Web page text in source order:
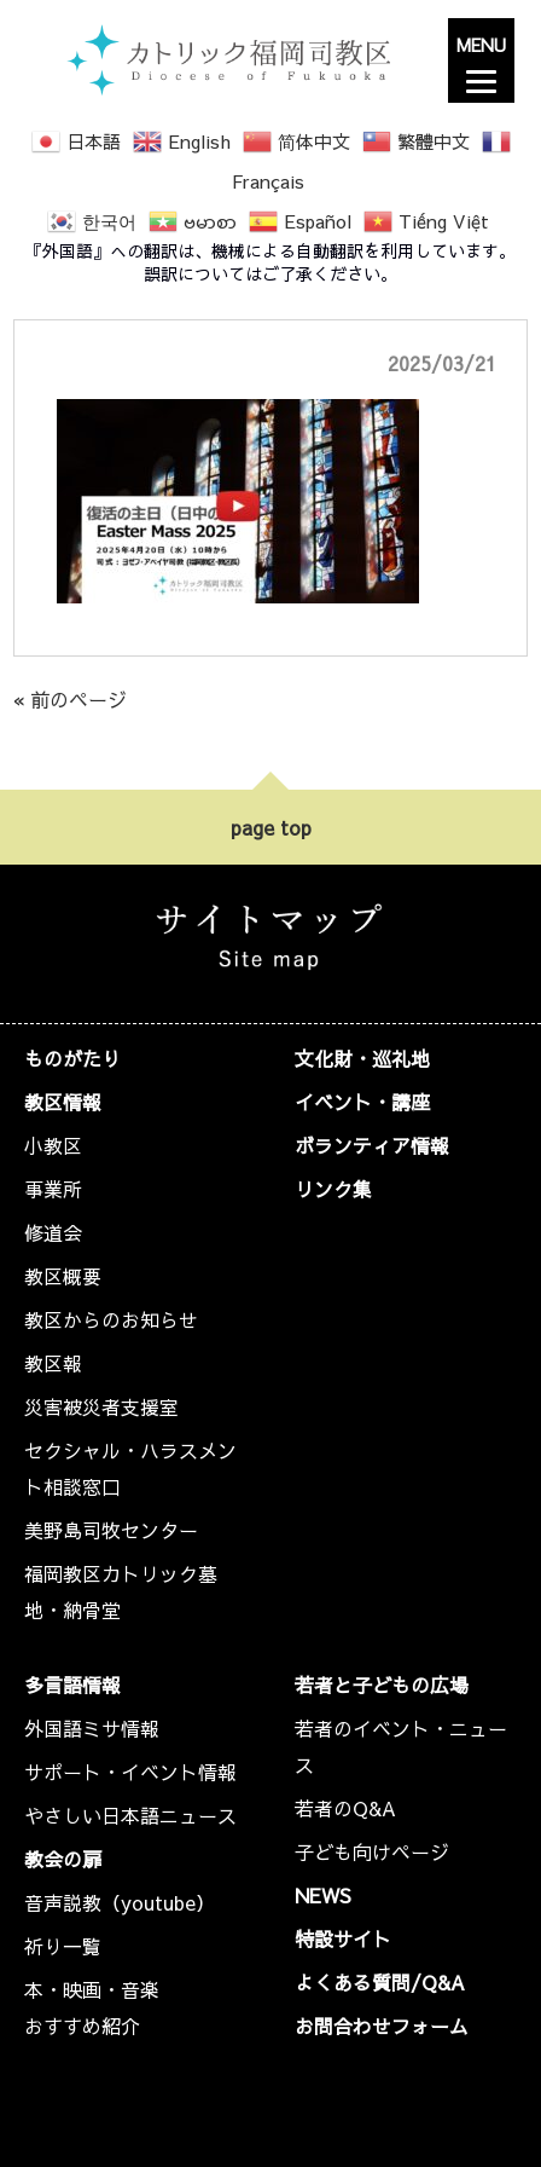
日本語 English 简体中文
繁體中文
Français
한국어
ဗမာစာ Español Tiếng Việt
『外国語』への翻訳は、機械による自動翻訳を利用しています。
誤訳についてはご了承ください。
2025復活の主日 サムネイル1
2025/03/21
« 前のページ
page top
ものがたり
教区情報
小教区
事業所
修道会
教区概要
教区からのお知らせ
教区報
災害被災者支援室
セクシャル・ハラスメン
ト相談窓口
美野島司牧センター
福岡教区カトリック墓
地・納骨堂
文化財・巡礼地
イベント・講座
ボランティア情報
リンク集
多言語情報
外国語ミサ情報
サポート・イベント情報
やさしい日本語ニュース
教会の扉
音声説教（youtube）
祈り一覧
本・映画・音楽
おすすめ紹介
若者と子どもの広場
若者のイベント・ニュー
ス
若者のQ&A
子ども向けページ
NEWS
特設サイト
よくある質問/Q&A
お問合わせフォーム
MENU